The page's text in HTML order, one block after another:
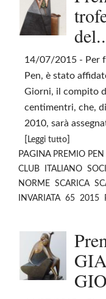
14/07/2015 - Per
Pen, è stato
Giorni, il compito
centimentri, che,
2010, sarà
[ Leggi tutto]
PAGINA PREMIO PEN
CLUB
ITALIANO SOCI
NORME SCARICA
INVARIATA 65 2015